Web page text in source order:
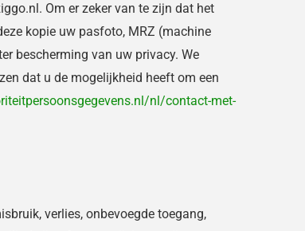
Om er zeker van te zijn dat het
kopie uw pasfoto, MRZ (machine
bescherming van uw privacy. We
dat u de mogelijkheid heeft om een
nl/contact-met-
verlies, onbevoegde toegang,